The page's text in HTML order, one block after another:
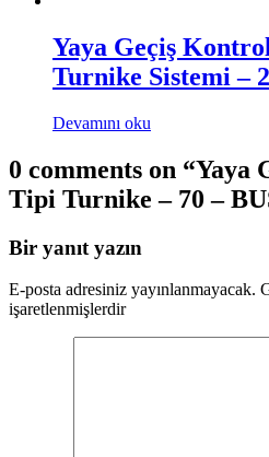
Yaya Geçiş
Turnike Sistemi –
Devamını oku
0 comments on “Yaya
Tipi Turnike – 70 –
Bir yanıt yazın
E-posta adresiniz yayınlanmayacak.
işaretlenmişlerdir